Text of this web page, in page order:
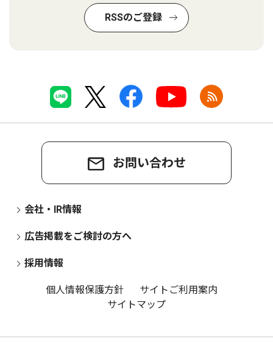
RSSのご登録
お問い合わせ
会社・IR情報
広告掲載をご検討の方へ
採用情報
個人情報保護方針
サイトご利用案内
サイトマップ